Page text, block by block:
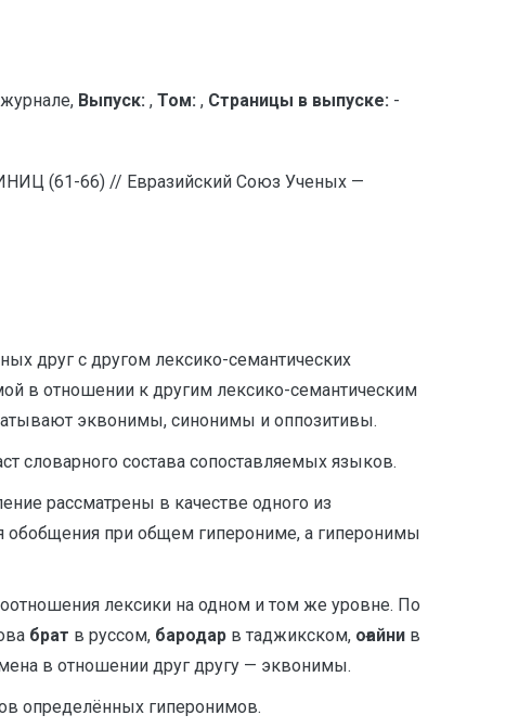
Выпуск: , Том: , Страницы в выпуске: -
(61-66) // Евразийский Союз Ученых —
друг с другом лексико-семантических
в отношении к другим лексико-семантическим
эквонимы, синонимы и оппозитивы.
словарного состава сопоставляемых языков.
рассматрены в качестве одного из
обобщения при общем гиперониме, а гиперонимы
лексики на одном и том же уровне. По
брат в руссом, бародар в таджикском, оғайни в
в отношении друг другу — эквонимы.
определённых гиперонимов.